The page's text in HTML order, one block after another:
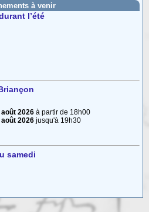
à venir
l’été
août 2026à partir de 18h00
août 2026jusqu'à 19h30
samedi